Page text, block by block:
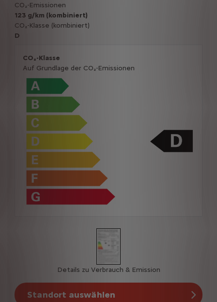
CO₂-Emissionen
123 g/km (kombiniert)
CO₂-Klasse (kombiniert)
D
CO₂-Klasse
Auf Grundlage der CO₂-Emissionen
Details zu Verbrauch & Emission
Standort auswählen